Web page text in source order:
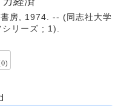
房, 1974. -- (同志社大学
リーズ ; 1).